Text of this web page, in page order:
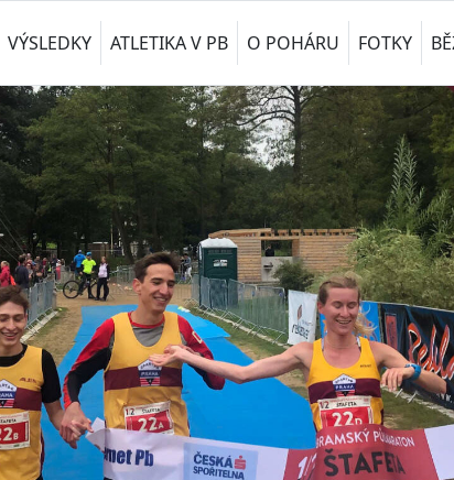
VÝSLEDKY ATLETIKA V PB O POHÁRU FOTKY